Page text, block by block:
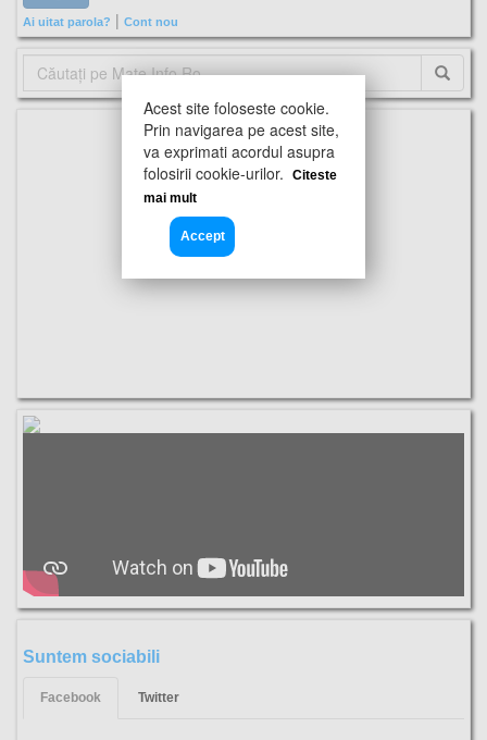
Ai uitat parola? | Cont nou
Suntem sociabili
Facebook Twitter
Acest site foloseste cookie.
Prin navigarea pe acest site,
va exprimati acordul asupra
folosirii cookie-urilor.
Citeste
mai mult
Accept